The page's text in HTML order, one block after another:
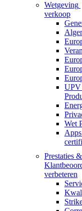
Wetgeving
verkoop
UPV
Wet
Prestaties
verbeteren